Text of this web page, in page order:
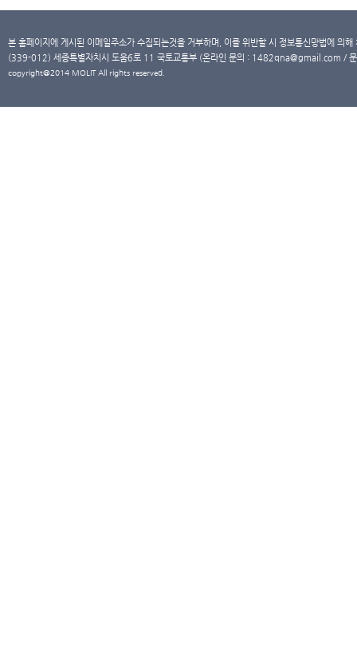
본 홈페이지에 게시된 이메일주소가 수집되는것을 거부하며, 이를 위반할 시 정보통신망법에 의
(339-012) 세종특별자치시 도움6로 11 국토교통부 (온라인 문의 : 1482qna@gmail.com /
copyright@2014 MOLIT All rights reserved.